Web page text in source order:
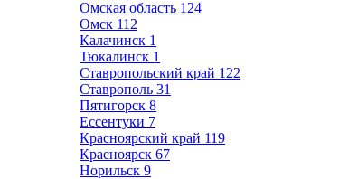
Омская область 124
Омск 112
Калачинск 1
Тюкалинск 1
Ставропольский край 122
Ставрополь 31
Пятигорск 8
Ессентуки 7
Красноярский край 119
Красноярск 67
Норильск 9